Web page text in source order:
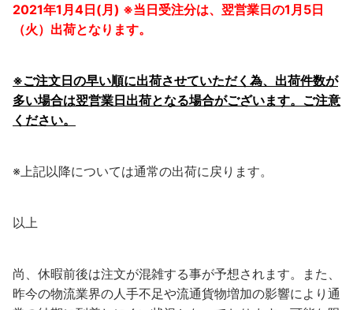
2021年1月4日(月) ※当日受注分は、翌営業日の1月5日
（火）出荷となります。
※ご注文日の早い順に出荷させていただく為、出荷件数が
多い場合は翌営業日出荷となる場合がございます。ご注意
ください。
※上記以降については通常の出荷に戻ります。
以上
尚、休暇前後は注文が混雑する事が予想されます。また、
昨今の物流業界の人手不足や流通貨物増加の影響により通